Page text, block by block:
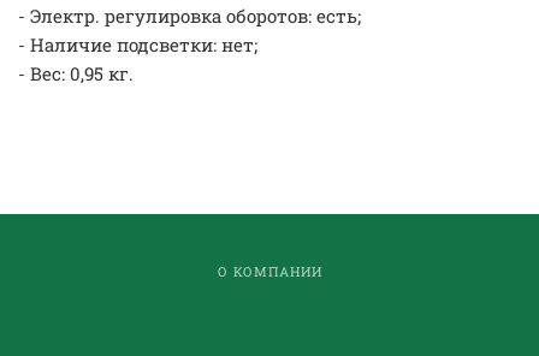
- Электр. регулировка оборотов: есть;
- Наличие подсветки: нет;
- Вес: 0,95 кг.
О КОМПАНИИ